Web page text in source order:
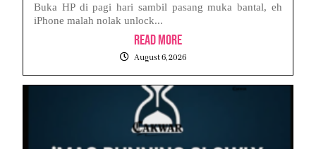
Buka HP di pagi hari sambil pasang muka bantal, eh
iPhone malah nolak unlock...
Read More
August 6, 2026